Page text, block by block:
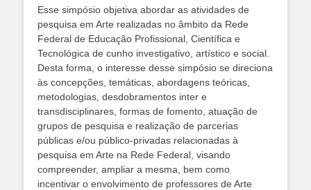
Esse simpósio objetiva abordar as atividades de
pesquisa em Arte realizadas no âmbito da Rede
Federal de Educação Profissional, Científica e
Tecnológica de cunho investigativo, artístico e social.
Desta forma, o interesse desse simpósio se direciona
às concepções, temáticas, abordagens teóricas,
metodologias, desdobramentos inter e
transdisciplinares, formas de fomento, atuação de
grupos de pesquisa e realização de parcerias
públicas e/ou público-privadas relacionadas à
pesquisa em Arte na Rede Federal, visando
compreender, ampliar a mesma, bem como
incentivar o envolvimento de professores de Arte